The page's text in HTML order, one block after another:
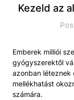
Kezeld az
Emberek milliói
gyógyszerektől
azonban léteznek
mellékhatást
számára.